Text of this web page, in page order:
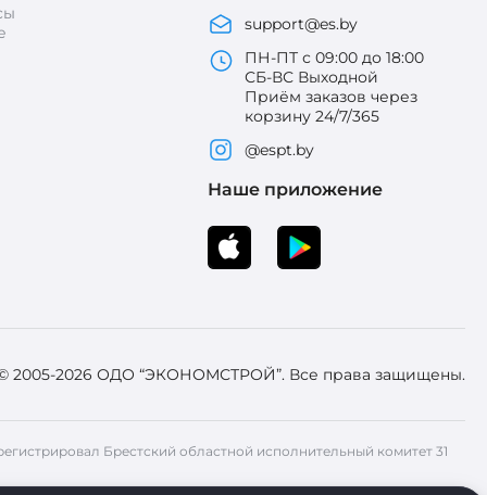
support@es.by
ПН-ПТ с 09:00 до 18:00
СБ-ВС Выходной
Приём заказов через
корзину 24/7/365
@espt.by
Наше приложение
2005-2026 ОДО “ЭКОНОМСТРОЙ”. Все права защищены.
Брестский областной исполнительный комитет 31